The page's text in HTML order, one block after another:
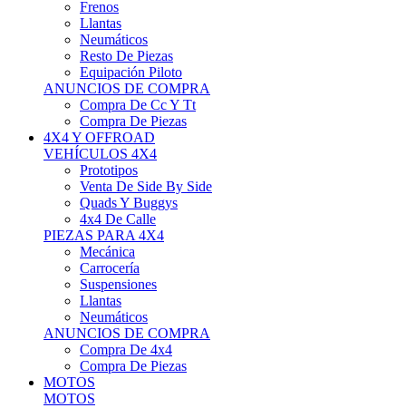
Neumáticos
Resto De Piezas
Equipación Piloto
ANUNCIOS DE COMPRA
Compra De Cc Y Tt
Compra De Piezas
4X4 Y OFFROAD
VEHÍCULOS 4X4
Prototipos
Venta De Side By Side
Quads Y Buggys
4x4 De Calle
PIEZAS PARA 4X4
Mecánica
Carrocería
Suspensiones
Llantas
Neumáticos
ANUNCIOS DE COMPRA
Compra De 4x4
Compra De Piezas
MOTOS
MOTOS
Motos De Circuito